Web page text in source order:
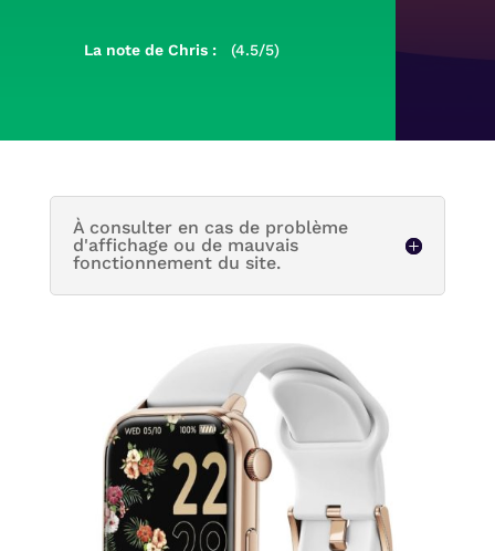
La note de Chris : (4.5/5)
À consulter en cas de problème
d'affichage ou de mauvais
fonctionnement du site.